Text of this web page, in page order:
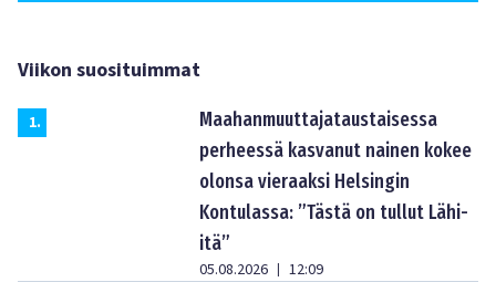
Viikon suosituimmat
1.
Maahanmuuttajataustaisessa
perheessä kasvanut nainen kokee
olonsa vieraaksi Helsingin
Kontulassa: ”Tästä on tullut Lähi-
itä”
05.08.2026 | 12:09